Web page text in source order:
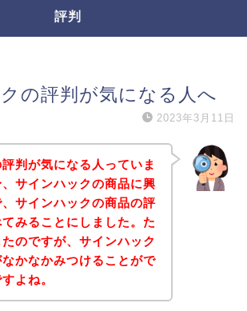
評判
の評判が気になる人へ
2023年3月11日
判が気になる人っていま
サインハックの商品に興
サインハックの商品の評
みることにしました。た
のですが、サインハック
かなかみつけることがで
よね。